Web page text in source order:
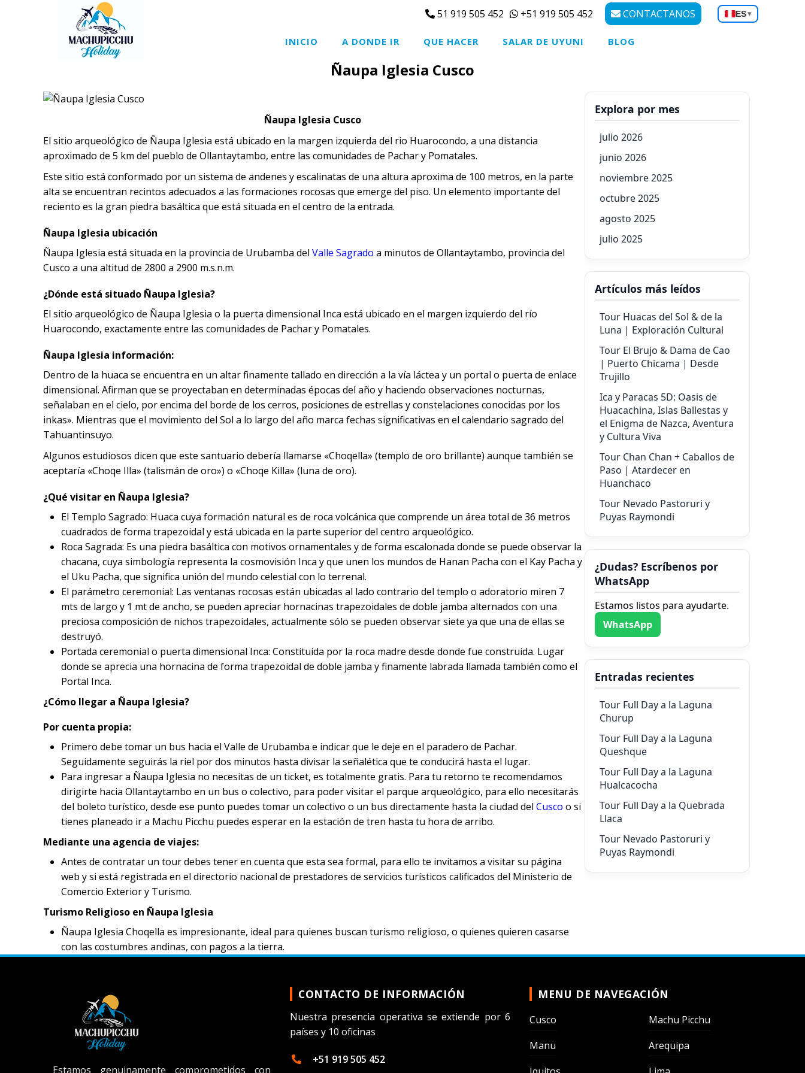
51 919 505 452 +51 919 505 452 CONTACTANOS ES▾
INICIO A DONDE IR QUE HACER SALAR DE UYUNI BLOG
Ñaupa Iglesia Cusco
Ñaupa Iglesia Cusco
El sitio arqueológico de Ñaupa Iglesia está ubicado en la margen izquierda del rio Huarocondo, a una distancia
aproximado de 5 km del pueblo de Ollantaytambo, entre las comunidades de Pachar y Pomatales.
Este sitio está conformado por un sistema de andenes y escalinatas de una altura aproxima de 100 metros, en la parte
alta se encuentran recintos adecuados a las formaciones rocosas que emerge del piso. Un elemento importante del
reciento es la gran piedra basáltica que está situada en el centro de la entrada.
Ñaupa Iglesia ubicación
Ñaupa Iglesia está situada en la provincia de Urubamba del Valle Sagrado a minutos de Ollantaytambo, provincia del
Cusco a una altitud de 2800 a 2900 m.s.n.m.
¿Dónde está situado Ñaupa Iglesia?
El sitio arqueológico de Ñaupa Iglesia o la puerta dimensional Inca está ubicado en el margen izquierdo del río
Huarocondo, exactamente entre las comunidades de Pachar y Pomatales.
Ñaupa Iglesia información:
Dentro de la huaca se encuentra en un altar finamente tallado en dirección a la vía láctea y un portal o puerta de enlace
dimensional. Afirman que se proyectaban en determinadas épocas del año y haciendo observaciones nocturnas,
señalaban en el cielo, por encima del borde de los cerros, posiciones de estrellas y constelaciones conocidas por los
inkas». Mientras que el movimiento del Sol a lo largo del año marca fechas significativas en el calendario sagrado del
Tahuantinsuyo.
Algunos estudiosos dicen que este santuario debería llamarse «Choqella» (templo de oro brillante) aunque también se
aceptaría «Choqe Illa» (talismán de oro») o «Choqe Killa» (luna de oro).
¿Qué visitar en Ñaupa Iglesia?
El Templo Sagrado: Huaca cuya formación natural es de roca volcánica que comprende un área total de 36 metros
cuadrados de forma trapezoidal y está ubicada en la parte superior del centro arqueológico.
Roca Sagrada: Es una piedra basáltica con motivos ornamentales y de forma escalonada donde se puede observar la
chacana, cuya simbología representa la cosmovisión Inca y que unen los mundos de Hanan Pacha con el Kay Pacha y
el Uku Pacha, que significa unión del mundo celestial con lo terrenal.
El parámetro ceremonial: Las ventanas rocosas están ubicadas al lado contrario del templo o adoratorio miren 7
mts de largo y 1 mt de ancho, se pueden apreciar hornacinas trapezoidales de doble jamba alternados con una
preciosa composición de nichos trapezoidales, actualmente sólo se pueden observar siete ya que una de ellas se
destruyó.
Portada ceremonial o puerta dimensional Inca: Constituida por la roca madre desde donde fue construida. Lugar
donde se aprecia una hornacina de forma trapezoidal de doble jamba y finamente labrada llamada también como el
Portal Inca.
¿Cómo llegar a Ñaupa Iglesia?
Por cuenta propia:
Primero debe tomar un bus hacia el Valle de Urubamba e indicar que le deje en el paradero de Pachar.
Seguidamente seguirás la riel por dos minutos hasta divisar la señalética que te conducirá hasta el lugar.
Para ingresar a Ñaupa Iglesia no necesitas de un ticket, es totalmente gratis. Para tu retorno te recomendamos
dirigirte hacia Ollantaytambo en un bus o colectivo, para poder visitar el parque arqueológico, para ello necesitarás
del boleto turístico, desde ese punto puedes tomar un colectivo o un bus directamente hasta la ciudad del Cusco o si
tienes planeado ir a Machu Picchu puedes esperar en la estación de tren hasta tu hora de arribo.
Mediante una agencia de viajes:
Antes de contratar un tour debes tener en cuenta que esta sea formal, para ello te invitamos a visitar su página
web y si está registrada en el directorio nacional de prestadores de servicios turísticos calificados del Ministerio de
Comercio Exterior y Turismo.
Turismo Religioso en Ñaupa Iglesia
Ñaupa Iglesia Choqella es impresionante, ideal para quienes buscan turismo religioso, o quienes quieren casarse
con las costumbres andinas, con pagos a la tierra.
Explora por mes
julio 2026
junio 2026
noviembre 2025
octubre 2025
agosto 2025
julio 2025
Artículos más leídos
Tour Huacas del Sol & de la
Luna | Exploración Cultural
Tour El Brujo & Dama de Cao
| Puerto Chicama | Desde
Trujillo
Ica y Paracas 5D: Oasis de
Huacachina, Islas Ballestas y
el Enigma de Nazca, Aventura
y Cultura Viva
Tour Chan Chan + Caballos de
Paso | Atardecer en
Huanchaco
Tour Nevado Pastoruri y
Puyas Raymondi
¿Dudas? Escríbenos por
WhatsApp
Estamos listos para ayudarte.
WhatsApp
Entradas recientes
Tour Full Day a la Laguna
Churup
Tour Full Day a la Laguna
Queshque
Tour Full Day a la Laguna
Hualcacocha
Tour Full Day a la Quebrada
Llaca
Tour Nevado Pastoruri y
Puyas Raymondi
Estamos genuinamente comprometidos con
CONTACTO DE INFORMACIÓN
Nuestra presencia operativa se extiende por 6
países y 10 oficinas
+51 919 505 452
MENU DE NAVEGACIÓN
Cusco
Machu Picchu
Manu
Arequipa